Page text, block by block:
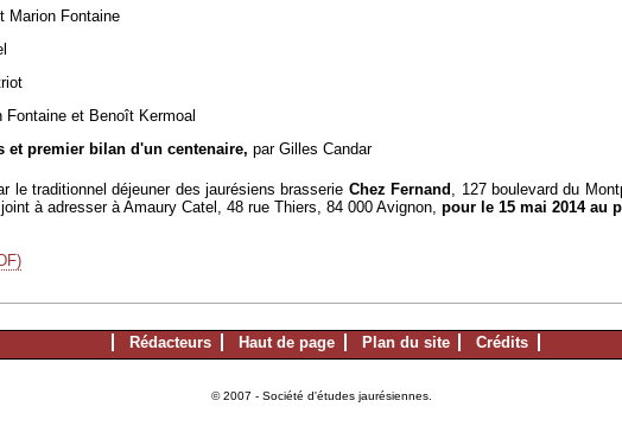
Marion Fontaine
Fontaine et Benoît Kermoal
et premier bilan d'un centenaire, par Gilles Candar
le traditionnel déjeuner des jaurésiens brasserie Chez Fernand , 127 boulevard du
à adresser à Amaury Catel, 48 rue Thiers, 84 000 Avignon, pour le 15 mai 2014 au
Rédacteurs Haut de page Plan du site Crédits
© 2007 - Société d'études jaurésiennes.